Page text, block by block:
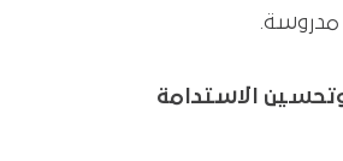
مدروسة.